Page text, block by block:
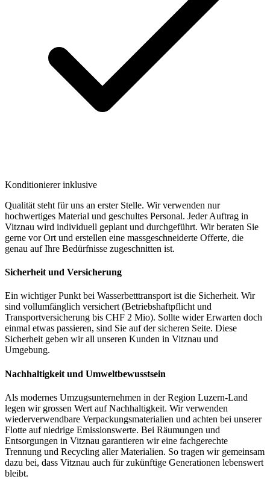
Konditionierer inklusive
Qualität steht für uns an erster Stelle. Wir verwenden nur
hochwertiges Material und geschultes Personal. Jeder Auftrag in
Vitznau wird individuell geplant und durchgeführt. Wir beraten Sie
gerne vor Ort und erstellen eine massgeschneiderte Offerte, die
genau auf Ihre Bedürfnisse zugeschnitten ist.
Sicherheit und Versicherung
Ein wichtiger Punkt bei Wasserbetttransport ist die Sicherheit. Wir
sind vollumfänglich versichert (Betriebshaftpflicht und
Transportversicherung bis CHF 2 Mio). Sollte wider Erwarten doch
einmal etwas passieren, sind Sie auf der sicheren Seite. Diese
Sicherheit geben wir all unseren Kunden in Vitznau und
Umgebung.
Nachhaltigkeit und Umweltbewusstsein
Als modernes Umzugsunternehmen in der Region Luzern-Land
legen wir grossen Wert auf Nachhaltigkeit. Wir verwenden
wiederverwendbare Verpackungsmaterialien und achten bei unserer
Flotte auf niedrige Emissionswerte. Bei Räumungen und
Entsorgungen in Vitznau garantieren wir eine fachgerechte
Trennung und Recycling aller Materialien. So tragen wir gemeinsam
dazu bei, dass Vitznau auch für zukünftige Generationen lebenswert
bleibt.